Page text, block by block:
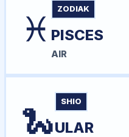
♓ ZODIAK
PISCES
AIR
🐍 SHIO
ULAR